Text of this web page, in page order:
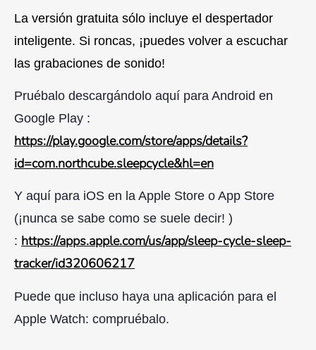
La versión gratuita sólo incluye el despertador
inteligente. Si roncas, ¡puedes volver a escuchar
las grabaciones de sonido!
Pruébalo descargándolo aquí para Android en
Google Play :
https://play.google.com/store/apps/details?
id=com.northcube.sleepcycle&hl=en
Y aquí para iOS en la Apple Store o App Store
(¡nunca se sabe como se suele decir! )
: https://apps.apple.com/us/app/sleep-cycle-sleep-
tracker/id320606217
Puede que incluso haya una aplicación para el
Apple Watch: compruébalo.